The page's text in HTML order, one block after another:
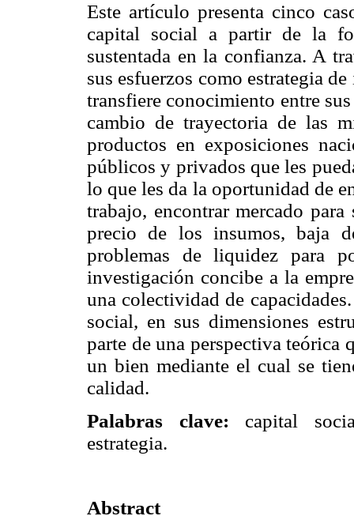
Este artículo presenta cinco
capital social a partir de la
sustentada en la confianza. A
sus esfuerzos como estrategia
transfiere conocimiento entre
cambio de trayectoria de las
productos en exposiciones
públicos y privados que les
lo que les da la oportunidad de
trabajo, encontrar mercado
precio de los insumos, baja
problemas de liquidez para
investigación concibe a la
una colectividad de
social, en sus dimensiones
parte de una perspectiva teórica
un bien mediante el cual se
calidad.
Palabras clave: capital
estrategia.
Abstract